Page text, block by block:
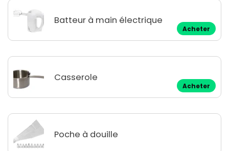
Batteur à main électrique
Acheter
Casserole
Acheter
Poche à douille